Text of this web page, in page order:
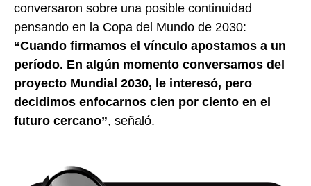
conversaron sobre una posible continuidad
pensando en la Copa del Mundo de 2030:
“Cuando firmamos el vínculo apostamos a un
período. En algún momento conversamos del
proyecto Mundial 2030, le interesó, pero
decidimos enfocarnos cien por ciento en el
futuro cercano”, señaló.